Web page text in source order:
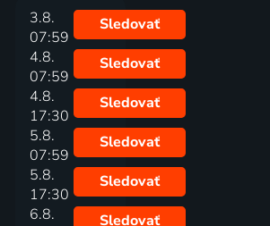
3.8.
07:59
Sledovať
4.8.
07:59
Sledovať
4.8.
17:30
Sledovať
5.8.
07:59
Sledovať
5.8.
17:30
Sledovať
6.8.
Sledovať